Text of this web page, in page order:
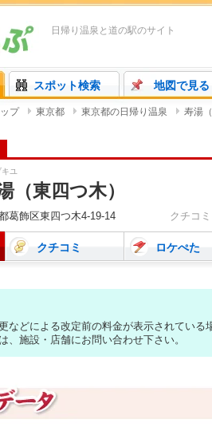
日帰り温泉と道の駅のサイト
スポット検索 地図で見る
プ 東京都 東京都の日帰り温泉 寿湯
ユ
（東四つ木）
葛飾区東四つ木4-19-14 クチコミ
クチコミ ロケぺた
などによる改定前の料金が表示されている
、施設・店舗にお問い合わせ下さい。